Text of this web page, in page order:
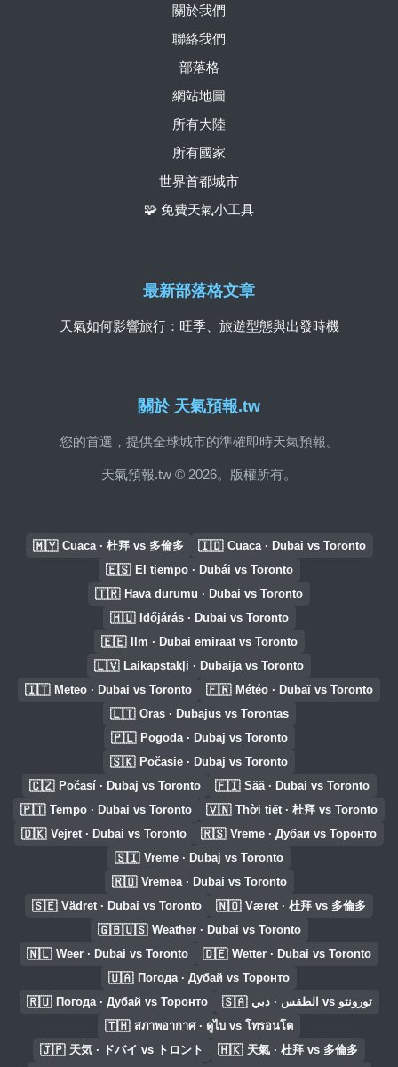
關於 天氣預報.tw
您的首選，提供全球城市的準確即時天氣預報。
天氣預報.tw © 2026。版權所有。
關於我們
聯絡我們
部落格
網站地圖
所有大陸
所有國家
世界首都城市
🧩 免費天氣小工具
最新部落格文章
天氣如何影響旅行：旺季、旅遊型態與出發時機
🇲🇾 Cuaca · 杜拜 vs 多倫多 🇮🇩 Cuaca · Dubai vs Toronto
🇪🇸 El tiempo · Dubái vs Toronto
🇹🇷 Hava durumu · Dubai vs Toronto
🇭🇺 Időjárás · Dubai vs Toronto
🇪🇪 Ilm · Dubai emiraat vs Toronto
🇱🇻 Laikapstākļi · Dubaija vs Toronto
🇮🇹 Meteo · Dubai vs Toronto 🇫🇷 Météo · Dubaï vs Toronto
🇱🇹 Oras · Dubajus vs Torontas
🇵🇱 Pogoda · Dubaj vs Toronto
🇸🇰 Počasie · Dubaj vs Toronto
🇨🇿 Počasí · Dubaj vs Toronto 🇫🇮 Sää · Dubai vs Toronto
🇵🇹 Tempo · Dubai vs Toronto 🇻🇳 Thời tiết · 杜拜 vs Toronto
🇩🇰 Vejret · Dubai vs Toronto 🇷🇸 Vreme · Дубаи vs Торонто
🇸🇮 Vreme · Dubaj vs Toronto
🇷🇴 Vremea · Dubai vs Toronto
🇸🇪 Vädret · Dubai vs Toronto 🇳🇴 Været · 杜拜 vs 多倫多
🇬🇧🇺🇸 Weather · Dubai vs Toronto
🇳🇱 Weer · Dubai vs Toronto 🇩🇪 Wetter · Dubai vs Toronto
🇺🇦 Погода · Дубай vs Торонто
🇷🇺 Погода · Дубай vs Торонто 🇸🇦 الطقس · دبي vs تورونتو
🇹🇭 สภาพอากาศ · ดูไบ vs โทรอนโต
🇯🇵 天気 · ドバイ vs トロント 🇭🇰 天氣 · 杜拜 vs 多倫多